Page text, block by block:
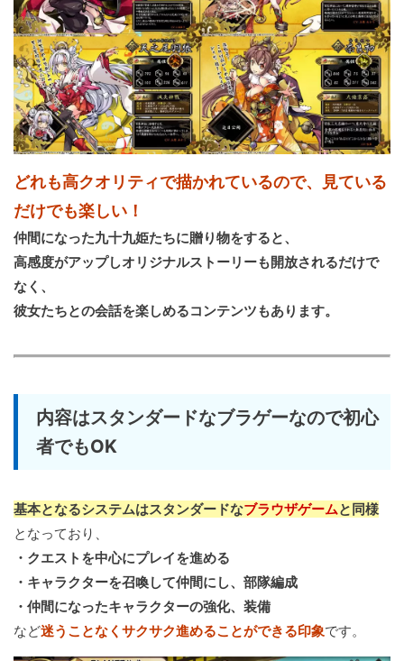
どれも高クオリティで描かれているので、見ている
だけでも楽しい！
仲間になった九十九姫たちに贈り物をすると、
高感度がアップしオリジナルストーリーも開放されるだけで
なく、
彼女たちとの会話を楽しめるコンテンツもあります。
内容はスタンダードなブラゲーなので初心
者でもOK
基本となるシステムはスタンダードなブラウザゲームと同様
となっており、
・クエストを中心にプレイを進める
・キャラクターを召喚して仲間にし、部隊編成
・仲間になったキャラクターの強化、装備
など迷うことなくサクサク進めることができる印象です。